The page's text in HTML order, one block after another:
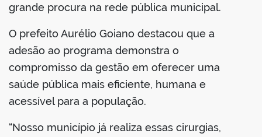
grande procura na rede pública municipal.
O prefeito Aurélio Goiano destacou que a
adesão ao programa demonstra o
compromisso da gestão em oferecer uma
saúde pública mais eficiente, humana e
acessível para a população.
“Nosso município já realiza essas cirurgias,